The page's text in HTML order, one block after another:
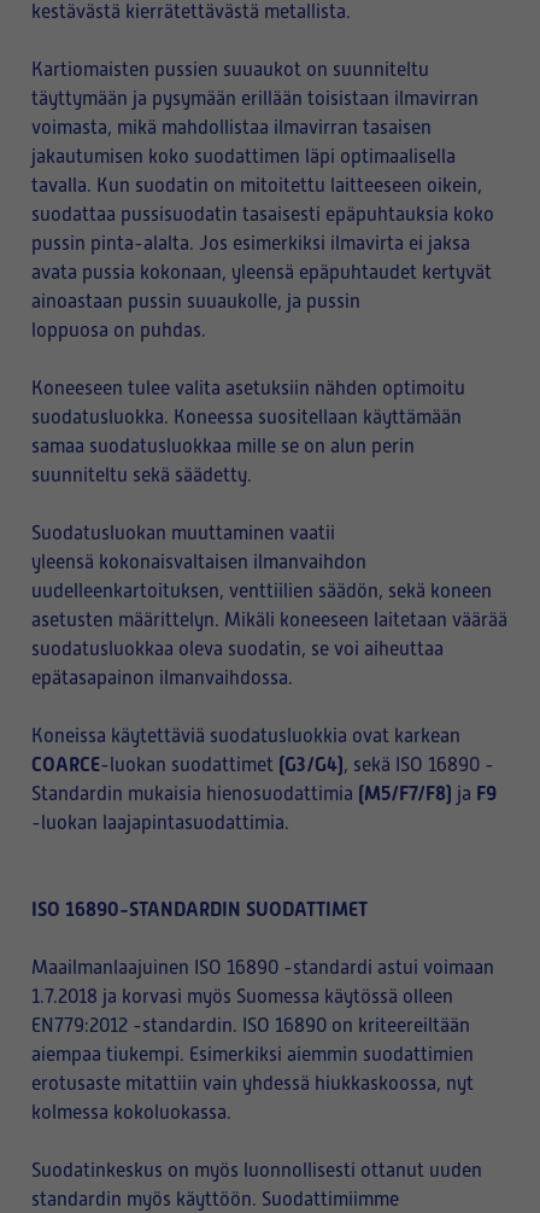
kestävästä kierrätettävästä metallista.
Kartiomaisten pussien suuaukot on suunniteltu
täyttymään ja pysymään erillään toisistaan ilmavirran
voimasta, mikä mahdollistaa ilmavirran tasaisen
jakautumisen koko suodattimen läpi optimaalisella
tavalla. Kun suodatin on mitoitettu laitteeseen oikein,
suodattaa pussisuodatin tasaisesti epäpuhtauksia koko
pussin pinta-alalta. Jos esimerkiksi ilmavirta ei jaksa
avata pussia kokonaan, yleensä epäpuhtaudet kertyvät
ainoastaan pussin suuaukolle, ja pussin
loppuosa on puhdas.
Koneeseen tulee valita asetuksiin nähden optimoitu
suodatusluokka. Koneessa suositellaan käyttämään
samaa suodatusluokkaa mille se on alun perin
suunniteltu sekä säädetty.
Suodatusluokan muuttaminen vaatii
yleensä kokonaisvaltaisen ilmanvaihdon
uudelleenkartoituksen, venttiilien säädön, sekä koneen
asetusten määrittelyn. Mikäli koneeseen laitetaan väärää
suodatusluokkaa oleva suodatin, se voi aiheuttaa
epätasapainon ilmanvaihdossa.
Koneissa käytettäviä suodatusluokkia ovat karkean
COARCE-luokan suodattimet (G3/G4), sekä ISO 16890 -
Standardin mukaisia hienosuodattimia (M5/F7/F8) ja F9
-luokan laajapintasuodattimia.
ISO 16890-STANDARDIN SUODATTIMET
Maailmanlaajuinen ISO 16890 -standardi astui voimaan
1.7.2018 ja korvasi myös Suomessa käytössä olleen
EN779:2012 -standardin. ISO 16890 on kriteereiltään
aiempaa tiukempi. Esimerkiksi aiemmin suodattimien
erotusaste mitattiin vain yhdessä hiukkaskoossa, nyt
kolmessa kokoluokassa.
Suodatinkeskus on myös luonnollisesti ottanut uuden
standardin myös käyttöön. Suodattimiimme